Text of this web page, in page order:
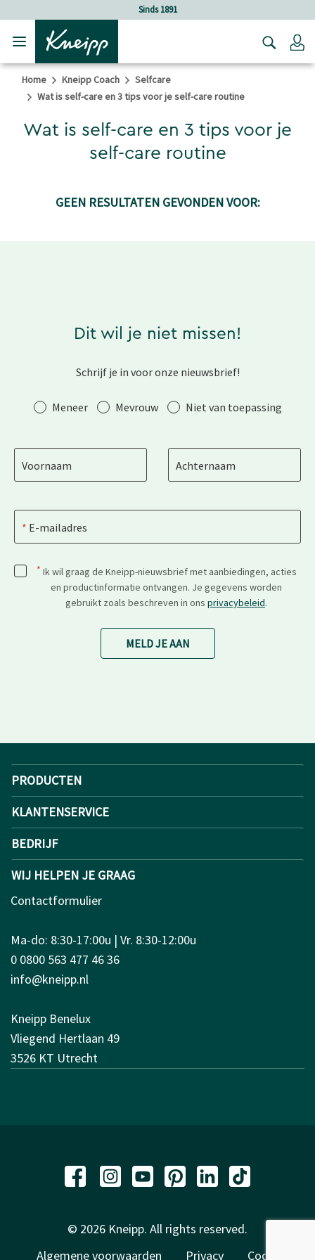
Verder gaan naar hoofdinhoud.Sinds 1891
Home Kneipp Coach
Selfcare
Wat is self-care en 3 tips voor je self-care routine
Wat is self-care en 3 tips voor je
self-care routine
GEEN RESULTATEN GEVONDEN VOOR:
Dit wil je niet missen!
Schrijf je in voor onze nieuwsbrief!
AanhefMeneer Mevrouw Niet van toepassing
Voornaam Achternaam
E-mailadres
* Ik wil graag de Kneipp-nieuwsbrief met aanbiedingen, acties
en productinformatie ontvangen. Je gegevens worden
gebruikt zoals beschreven in ons privacybeleid.
MELD JE AAN
PRODUCTEN
KLANTENSERVICE
BEDRIJF
WIJ HELPEN JE GRAAG
Contactformulier
Ma-do: 8:30-17:00u | Vr. 8:30-12:00u
0 0800 563 477 46 36
info@kneipp.nl
Kneipp Benelux
Vliegend Hertlaan 49
3526 KT Utrecht
© 2026 Kneipp. All rights reserved.
Algemene voorwaarden
Privacy Code of